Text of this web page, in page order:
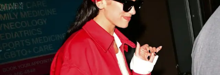
verrassend prettig.